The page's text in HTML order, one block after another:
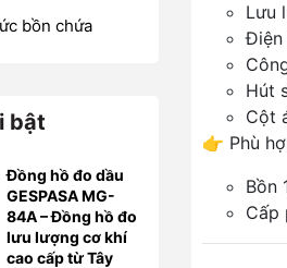
Lưu
Điện
Hút
Cột
👉 Phù
Bồn
Cấp
bồn chứa
bật
Đồng hồ đo dầu
GESPASA MG-
84A – Đồng hồ đo
lưu lượng cơ khí
cao cấp từ Tây